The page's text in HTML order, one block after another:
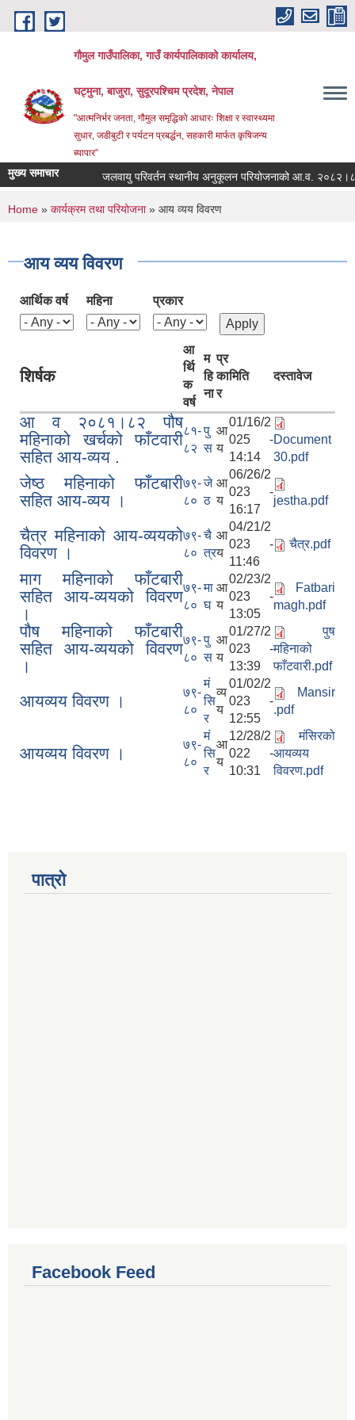
Skip to main content
गौमुल गाउँपालिका, गाउँ कार्यपालिकाको कार्यालय,
घट्मुना, बाजुरा, सुदूरपश्चिम प्रदेश, नेपाल
"आत्मनिर्भर जनता, गौमुल समृद्धिको आधारः शिक्षा र स्वास्थ्यमा
सुधार, जडीबुटी र पर्यटन प्रबर्द्धन, सहकारी मार्फत कृषिजन्य
ब्यापार”
मुख्य समाचार जलवायु परिवर्तन स्थानीय अनुकूलन परियोजनाको आ.व.
You are here
Home » कार्यक्रम तथा परियोजना» आय व्यय विवरण
आय व्यय विवरण
आर्थिक वर्ष महिना प्रकार
शिर्षक
आ
र्थि
क
वर्ष
म
हि
ना
प्र
का
र
मिति दस्तावेज
आ व २०८१।८२ पौष
महिनाको खर्चको फाँटवारी
सहित आय-व्यय .
८१-
८२
पु
स
आ
य
01/16/2
025 -
14:14
Document
30.pdf
जेष्ठ महिनाको फाँटबारी
सहित आय-व्यय ।
७९-
८०
जे
ठ
आ
य
06/26/2
023 -
16:17
jestha.pdf
चैत्र महिनाको आय-व्ययको
विवरण ।
७९-
८०
चै
त्र
आ
य
04/21/2
023 -
11:46
चैत्र.pdf
माग महिनाको फाँटबारी
सहित आय-व्ययको विवरण
।
७९-
८०
मा
घ
आ
य
02/23/2
023 -
13:05
Fatbari
magh.pdf
पौष महिनाको फाँटबारी
सहित आय-व्ययको विवरण
।
७९-
८०
पु
स
आ
य
01/27/2
023 -
13:39
पुष
महिनाको
फाँटवारी.pdf
आयव्यय विवरण ।
७९-
८०
मं
सि
र
व्य
य
01/02/2
023 -
12:55
Mansir
.pdf
आयव्यय विवरण ।
७९-
८०
मं
सि
र
आ
य
12/28/2
022 -
10:31
मंसिरको
आयव्यय
विवरण.pdf
पात्रो
Facebook Feed